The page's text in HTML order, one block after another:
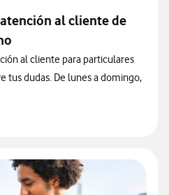
al cliente de
al cliente para particulares
tus dudas. De lunes a domingo,
atención al cliente de Vodafone